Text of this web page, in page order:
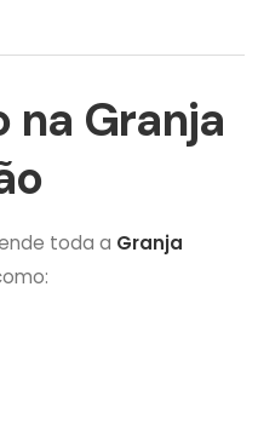
Granja
toda a Granja